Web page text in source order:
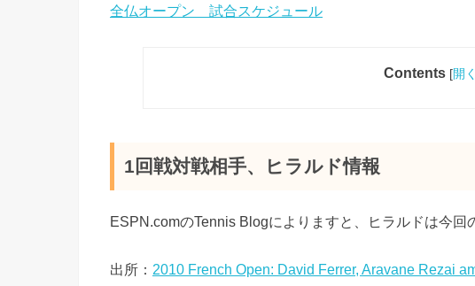
全仏オープン 試合スケジュール
Contents [開く
1回戦対戦相手、ヒラルド情報
ESPN.comのTennis Blogによりますと、ヒラルドは今回
出所： 2010 French Open: David Ferrer, Aravane Rezai